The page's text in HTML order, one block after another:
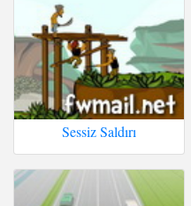
Sessiz Saldırı